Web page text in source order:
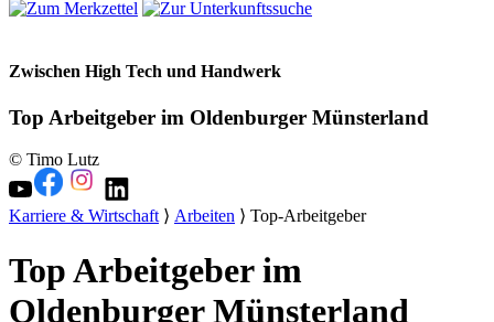
Zwischen High Tech und Handwerk
Top Arbeitgeber im Oldenburger Münsterland
© Timo Lutz
Karriere & Wirtschaft⟩ Arbeiten ⟩ Top-Arbeitgeber
Top Arbeitgeber im
Oldenburger Münsterland